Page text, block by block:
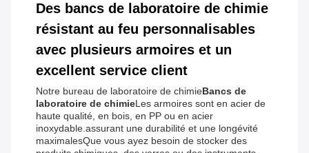
Des bancs de laboratoire de chimie
résistant au feu personnalisables
avec plusieurs armoires et un
excellent service client
Notre bureau de laboratoire de chimieBancs de
laboratoire de chimieLes armoires sont en acier de
haute qualité, en bois, en PP ou en acier
inoxydable.assurant une durabilité et une longévité
maximalesQue vous ayez besoin de stocker des